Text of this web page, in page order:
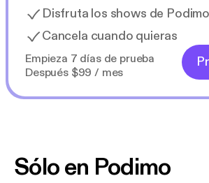
Disfruta los shows de
Cancela cuando quieras
Empieza 7 días de prueba
Después $99 / mes
Sólo en Podimo